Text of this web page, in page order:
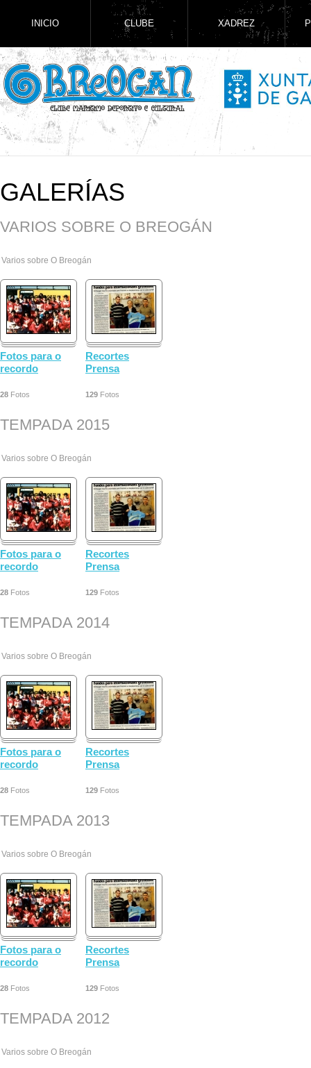
INICIO CLUBE XADREZ
GALERÍAS
VARIOS SOBRE O BREOGÁN
Varios sobre O Breogán
Fotos para o
recordo
28 Fotos
Recortes
Prensa
129 Fotos
TEMPADA 2015
Varios sobre O Breogán
Fotos para o
recordo
28 Fotos
Recortes
Prensa
129 Fotos
TEMPADA 2014
Varios sobre O Breogán
Fotos para o
recordo
28 Fotos
Recortes
Prensa
129 Fotos
TEMPADA 2013
Varios sobre O Breogán
Fotos para o
recordo
28 Fotos
Recortes
Prensa
129 Fotos
TEMPADA 2012
Varios sobre O Breogán